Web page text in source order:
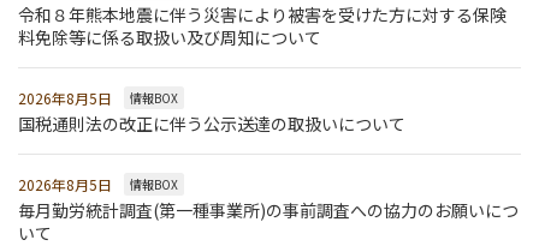
令和８年熊本地震に伴う災害により被害を受けた方に対する保険
料免除等に係る取扱い及び周知について
2026年8月5日 情報BOX
国税通則法の改正に伴う公示送達の取扱いについて
2026年8月5日 情報BOX
毎月勤労統計調査(第一種事業所)の事前調査への協力のお願いにつ
いて